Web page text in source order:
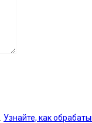
Узнайте, как